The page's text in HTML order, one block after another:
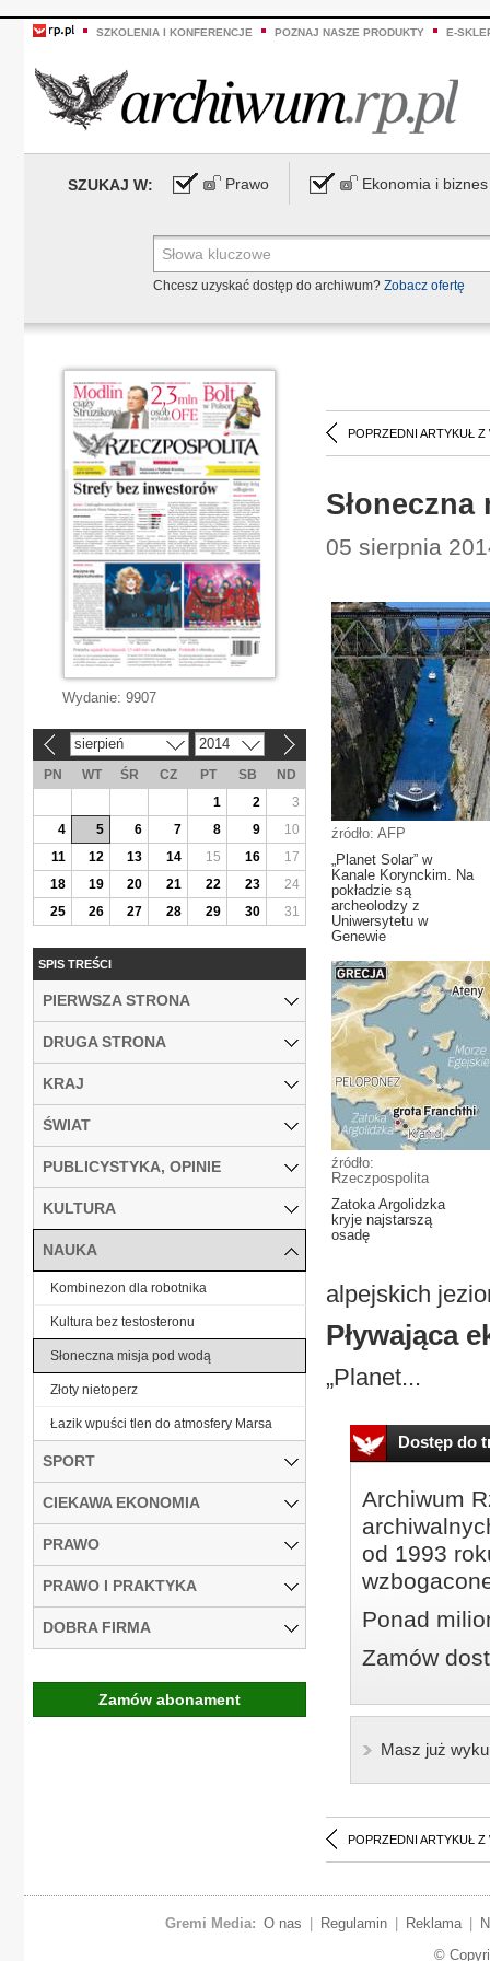
SZKOLENIA I KONFERENCJE POZNAJ NASZE PRODUKTY E-
SZUKAJ W: Prawo Ekonomia i biznes
Chcesz uzyskać dostęp do archiwum? Zobacz ofertę
POPRZEDNI ARTYKUŁ Z
05 sierpnia
źródło: AFP
„Planet Solar” w
Kanale Korynckim. Na
pokładzie są
archeolodzy z
Uniwersytetu w
Genewie
źródło:
Rzeczpospolita
Zatoka Argolidzka
kryje najstarszą
osadę
alpejskich
Pływająca
„Planet...
Dostęp do
Archiwum
od 1993
Ponad
Zamów
Masz już
POPRZEDNI ARTYKUŁ Z
Wydanie: 9907
sierpień 2014
PN WT ŚR CZ PT SB
ND
1
2
3
4
5 6 7 8 9
10
11
12 13 14 15 16
17
18
19 20 21 22 23
24
25
26 27 28 29 30 31
SPIS TREŚCI
PIERWSZA STRONA
DRUGA STRONA
KRAJ
ŚWIAT
PUBLICYSTYKA, OPINIE
KULTURA
NAUKA
Kombinezon dla robotnika
Kultura bez testosteronu
Słoneczna misja pod wodą
Złoty nietoperz
Łazik wpuści tlen do atmosfery Marsa
SPORT
CIEKAWA EKONOMIA
PRAWO
PRAWO I PRAKTYKA
DOBRA FIRMA
Zamów abonament
Gremi Media: O nas Regulamin Reklama
©